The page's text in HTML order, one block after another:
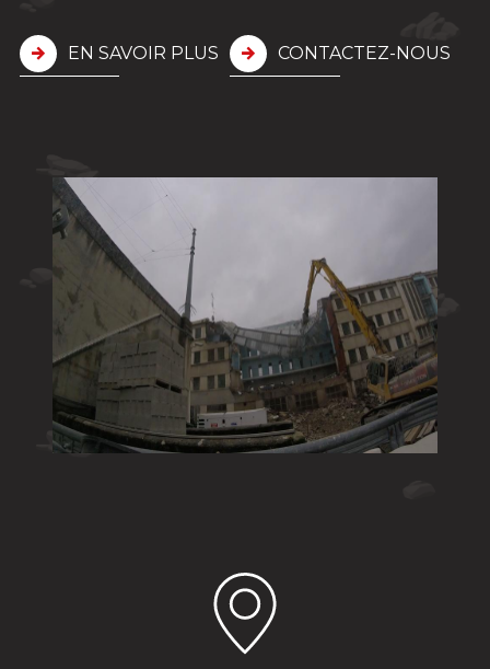
EN SAVOIR PLUS CONTACTEZ-NOUS